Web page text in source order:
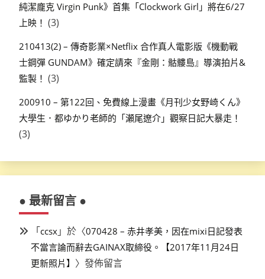
純潔龐克 Virgin Punk》首集「Clockwork Girl」將在6/27
上映！ (3)
210413(2) – 傳奇影業×Netflix 合作真人電影版《機動戰
士鋼彈 GUNDAM》確定請來『金剛：骷髏島』導演拍片&
監製！ (3)
200910 – 第122回、免費線上漫畫《月刊少女野崎くん》
大學生．都ゆかり老師的「瀬尾遼介」觀察日記大暴走！
(3)
● 最新留言 ●
「ccsx 」於〈070428 – 赤井孝美，因在mixi日記發表
不當言論而辭去GAINAX取締役。【2017年11月24日
更新照片】 〉發佈留言